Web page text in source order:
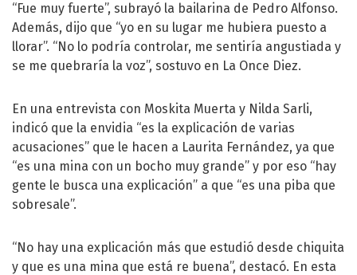
“Fue muy fuerte”, subrayó la bailarina de Pedro Alfonso.
Además, dijo que “yo en su lugar me hubiera puesto a
llorar”. “No lo podría controlar, me sentiría angustiada y
se me quebraría la voz”, sostuvo en La Once Diez.
En una entrevista con Moskita Muerta y Nilda Sarli,
indicó que la envidia “es la explicación de varias
acusaciones” que le hacen a Laurita Fernández, ya que
“es una mina con un bocho muy grande” y por eso “hay
gente le busca una explicación” a que “es una piba que
sobresale”.
“No hay una explicación más que estudió desde chiquita
y que es una mina que está re buena”, destacó. En esta